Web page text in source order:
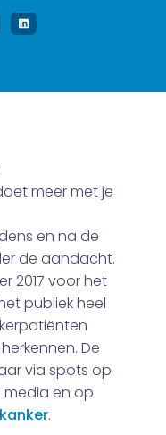
meer met je
en na de
de aandacht.
2017 voor het
publiek heel
De
via spots op
media en op
.